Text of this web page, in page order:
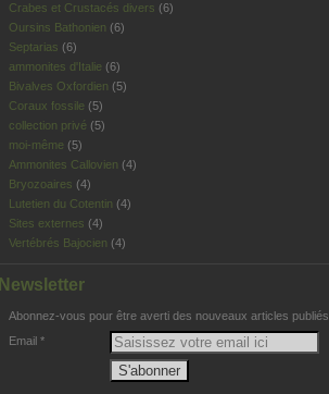
Crabes et Crustacés divers (6)
Oursins Bathonien (6)
Septarias (6)
ammonites d'Italie (6)
Bivalves Oxfordien (5)
Coraux fossile (5)
collection privé (5)
moi-même (5)
Ammonites Callovien (4)
Bryozoaires (4)
Lutetien du Cotentin (4)
Sites externes (4)
Vertébrés Bajocien (4)
Newsletter
Abonnez-vous pour être averti des nouveaux articles publiés.
Email